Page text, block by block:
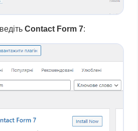
Contact Form 7: